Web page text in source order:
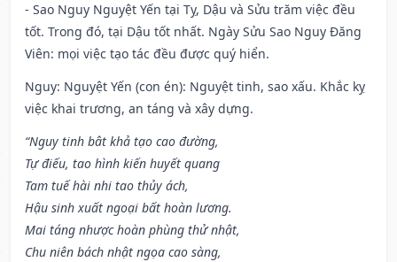
- Sao Nguy Nguyệt Yến tại Tỵ, Dậu và Sửu trăm việc đều
tốt. Trong đó, tại Dậu tốt nhất. Ngày Sửu Sao Nguy Đăng
Viên: mọi việc tạo tác đều được quý hiển.
Nguy: Nguyệt Yến (con én): Nguyệt tinh, sao xấu. Khắc kỵ
việc khai trương, an táng và xây dựng.
“Nguy tinh bât khả tạo cao đường,
Tự điếu, tao hình kiến huyết quang
Tam tuế hài nhi tao thủy ách,
Hậu sinh xuất ngoại bất hoàn lương.
Mai táng nhược hoàn phùng thử nhật,
Chu niên bách nhật ngọa cao sàng,